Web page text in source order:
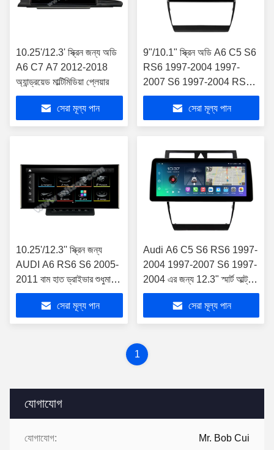
যোগাযোগ
যোগাযোগ: Mr. Bob Cui
10.25'/12.3' স্ক্রিন জন্য অডি
A6 C7 A7 2012-2018
অ্যান্ড্রয়েড মাল্টিমিডিয়া প্লেয়ার
সেরা মূল্য পান
9"/10.1" স্ক্রিন অডি A6 C5 S6
RS6 1997-2004 1997-
2007 S6 1997-2004 RS6
মাল্টিমিডিয়া স্টেরিও
সেরা মূল্য পান
10.25'/12.3'' স্ক্রিন জন্য
AUDI A6 RS6 S6 2005-
2011 বাম হাত ড্রাইভার শুধুমাত্র
অ্যান্ড্রয়েড মাল্টিমিডিয়া প্লেয়ার
সেরা মূল্য পান
Audi A6 C5 S6 RS6 1997-
2004 1997-2007 S6 1997-
2004 এর জন্য 12.3" স্মার্ট আল্ট্রা
ওয়াইড স্ক্রীন
সেরা মূল্য পান
1